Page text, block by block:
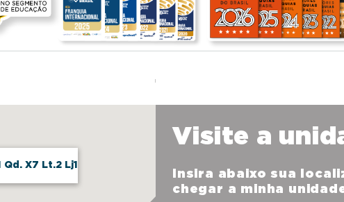
X7 Lt.2 Lj1
Visite a
Insira abaixo sua
chegar a minha